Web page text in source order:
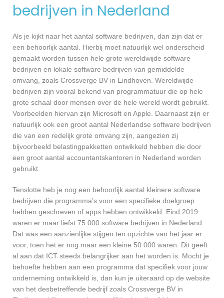
bedrijven in Nederland
Als je kijkt naar het aantal software bedrijven, dan zijn dat er
een behoorlijk aantal. Hierbij moet natuurlijk wel onderscheid
gemaakt worden tussen hele grote wereldwijde software
bedrijven en lokale software bedrijven van gemiddelde
omvang, zoals Crossverge BV in Eindhoven. Wereldwijde
bedrijven zijn vooral bekend van programmatuur die op hele
grote schaal door mensen over de hele wereld wordt gebruikt.
Voorbeelden hiervan zijn Microsoft en Apple. Daarnaast zijn er
natuurlijk ook een groot aantal Nederlandse software bedrijven
die van een redelijk grote omvang zijn, aangezien zij
bijvoorbeeld belastingpakketten ontwikkeld hebben die door
een groot aantal accountantskantoren in Nederland worden
gebruikt.
Tenslotte heb je nog een behoorlijk aantal kleinere software
bedrijven die programma’s voor een specifieke doelgroep
hebben geschreven of apps hebben ontwikkeld. Eind 2019
waren er maar liefst 75.000 software bedrijven in Nederland.
Dat was een aanzienlijke stijgen ten opzichte van het jaar er
voor, toen het er nog maar een kleine 50.000 waren. Dit geeft
al aan dat ICT steeds belangrijker aan het worden is. Mocht je
behoefte hebben aan een programma dat specifiek voor jouw
onderneming ontwikkeld is, dan kun je uiteraard op de website
van het desbetreffende bedrijf zoals Crossverge BV in